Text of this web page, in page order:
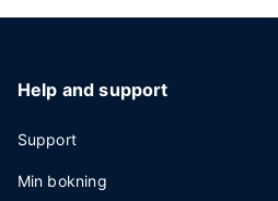
Help and support
Support
Min bokning